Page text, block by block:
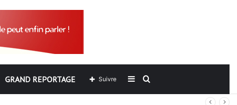
GRAND REPORTAGE Rechercher
Sidebar
Suivre
de l’ARCOP?